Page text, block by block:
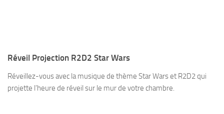
Réveil Projection R2D2 Star Wars
Réveillez-vous avec la musique de thème Star Wars et R2D2 qui
projette l’heure de réveil sur le mur de votre chambre.